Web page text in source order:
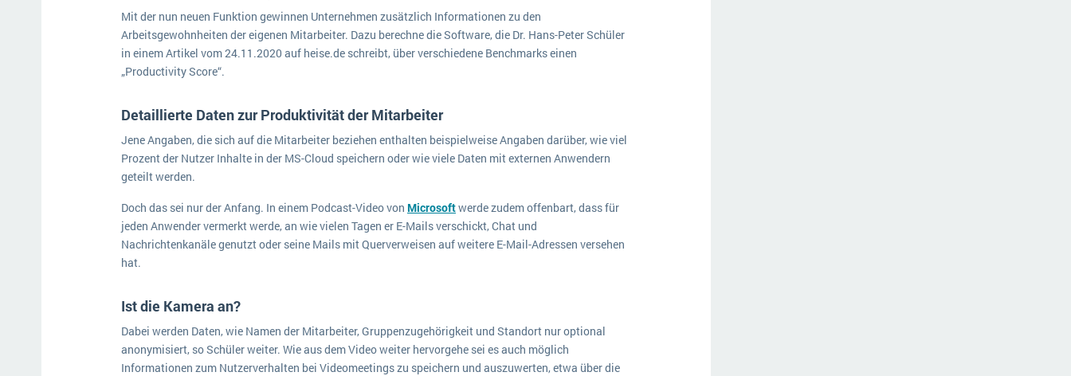
Mit der nun neuen Funktion gewinnen Unternehmen zusätzlich Informationen zu den
Arbeitsgewohnheiten der eigenen Mitarbeiter. Dazu berechne die Software, die Dr. Hans-Peter Schüler
in einem Artikel vom 24.11.2020 auf heise.de schreibt, über verschiedene Benchmarks einen
„Productivity Score“.
Detaillierte Daten zur Produktivität der Mitarbeiter
Jene Angaben, die sich auf die Mitarbeiter beziehen enthalten beispielweise Angaben darüber, wie viel
Prozent der Nutzer Inhalte in der MS-Cloud speichern oder wie viele Daten mit externen Anwendern
geteilt werden.
Doch das sei nur der Anfang. In einem Podcast-Video von Microsoftwerde zudem offenbart, dass für
jeden Anwender vermerkt werde, an wie vielen Tagen er E-Mails verschickt, Chat und
Nachrichtenkanäle genutzt oder seine Mails mit Querverweisen auf weitere E-Mail-Adressen versehen
hat.
Ist die Kamera an?
Dabei werden Daten, wie Namen der Mitarbeiter, Gruppenzugehörigkeit und Standort nur optional
anonymisiert, so Schüler weiter. Wie aus dem Video weiter hervorgehe sei es auch möglich
Informationen zum Nutzerverhalten bei Videomeetings zu speichern und auszuwerten, etwa über die